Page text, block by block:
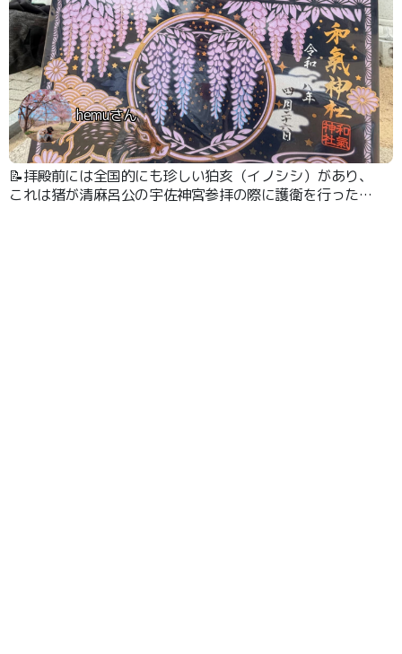
hemuさん
📝拝殿前には全国的にも珍しい狛亥（イノシシ）があり、
これは猪が清麻呂公の宇佐神宮参拝の際に護衛を行った